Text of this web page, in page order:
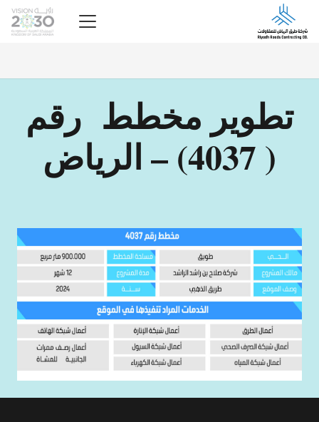
تطوير مخطط رقم
( 4037) – الرياض